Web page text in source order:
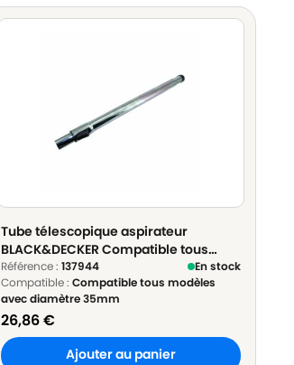
Tube télescopique aspirateur
BLACK&DECKER Compatible tous
modèles avec diamètre 35mm en
Acier chromé - ø 35mm Longueur
60cm à 100cm
Référence :137944
En stock
Compatible :Compatible tous modèles
avec diamètre 35mm
26,86€
Ajouter au panier